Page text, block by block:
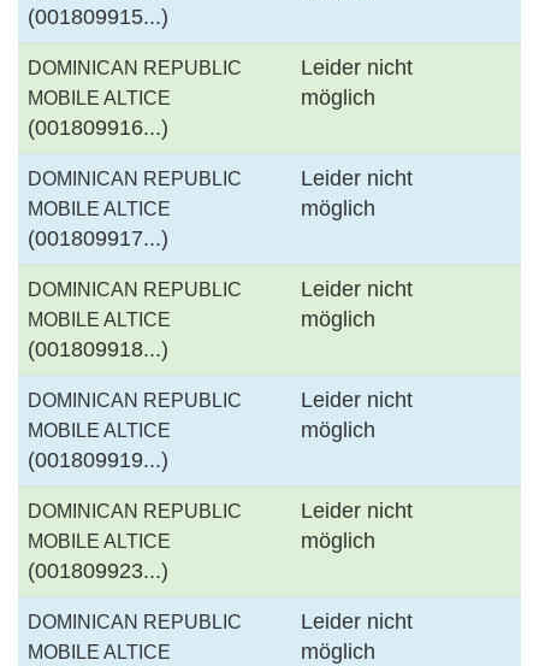
(001809915...)
DOMINICAN REPUBLIC
MOBILE ALTICE
(001809916...)
Leider nicht
möglich
DOMINICAN REPUBLIC
MOBILE ALTICE
(001809917...)
Leider nicht
möglich
DOMINICAN REPUBLIC
MOBILE ALTICE
(001809918...)
Leider nicht
möglich
DOMINICAN REPUBLIC
MOBILE ALTICE
(001809919...)
Leider nicht
möglich
DOMINICAN REPUBLIC
MOBILE ALTICE
(001809923...)
Leider nicht
möglich
DOMINICAN REPUBLIC
MOBILE ALTICE
Leider nicht
möglich